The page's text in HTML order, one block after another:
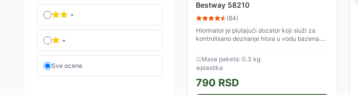
+
+
Sve ocene
Bestway 58210
(84)
Hlorinator je plutajući dozator koji služi za
kontrolisano doziranje hlora u vodu bazena.
taj način...
⚖Masa paketa: 0.3 kg
◈plastika
790 RSD